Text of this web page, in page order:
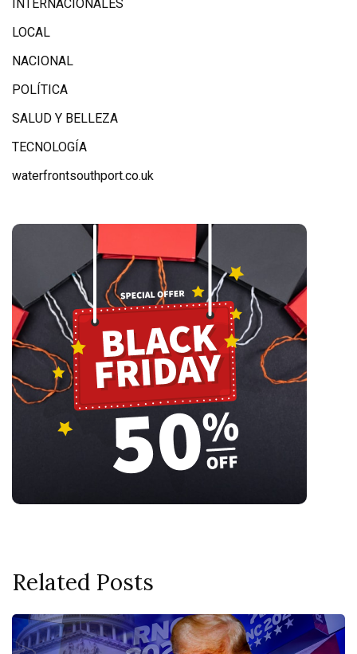
INTERNACIONALES
LOCAL
NACIONAL
POLÍTICA
SALUD Y BELLEZA
TECNOLOGÍA
waterfrontsouthport.co.uk
Related Posts